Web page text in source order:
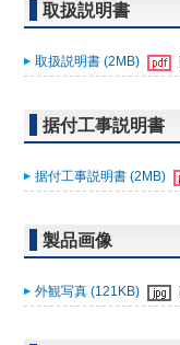
取扱説明書
取扱説明書 (2MB)
据付工事説明書
据付工事説明書 (2MB)
製品画像
外観写真 (121KB)